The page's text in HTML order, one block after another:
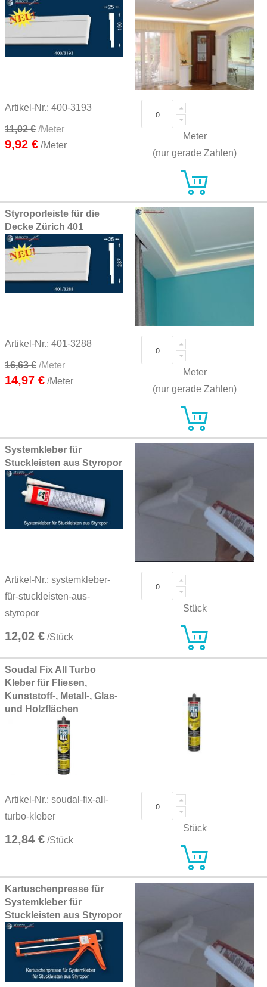
Artikel-Nr.: 400-3193
11,02 € /Meter
9,92 € /Meter
Meter
(nur gerade Zahlen)
Styroporleiste für die
Decke Zürich 401
Artikel-Nr.: 401-3288
16,63 € /Meter
14,97 € /Meter
Meter
(nur gerade Zahlen)
Systemkleber für
Stuckleisten aus Styropor
Artikel-Nr.: systemkleber-
für-stuckleisten-aus-
styropor
12,02 € /Stück
Stück
Soudal Fix All Turbo
Kleber für Fliesen,
Kunststoff-, Metall-, Glas-
und Holzflächen
Artikel-Nr.: soudal-fix-all-
turbo-kleber
12,84 € /Stück
Stück
Kartuschenpresse für
Systemkleber für
Stuckleisten aus Styropor